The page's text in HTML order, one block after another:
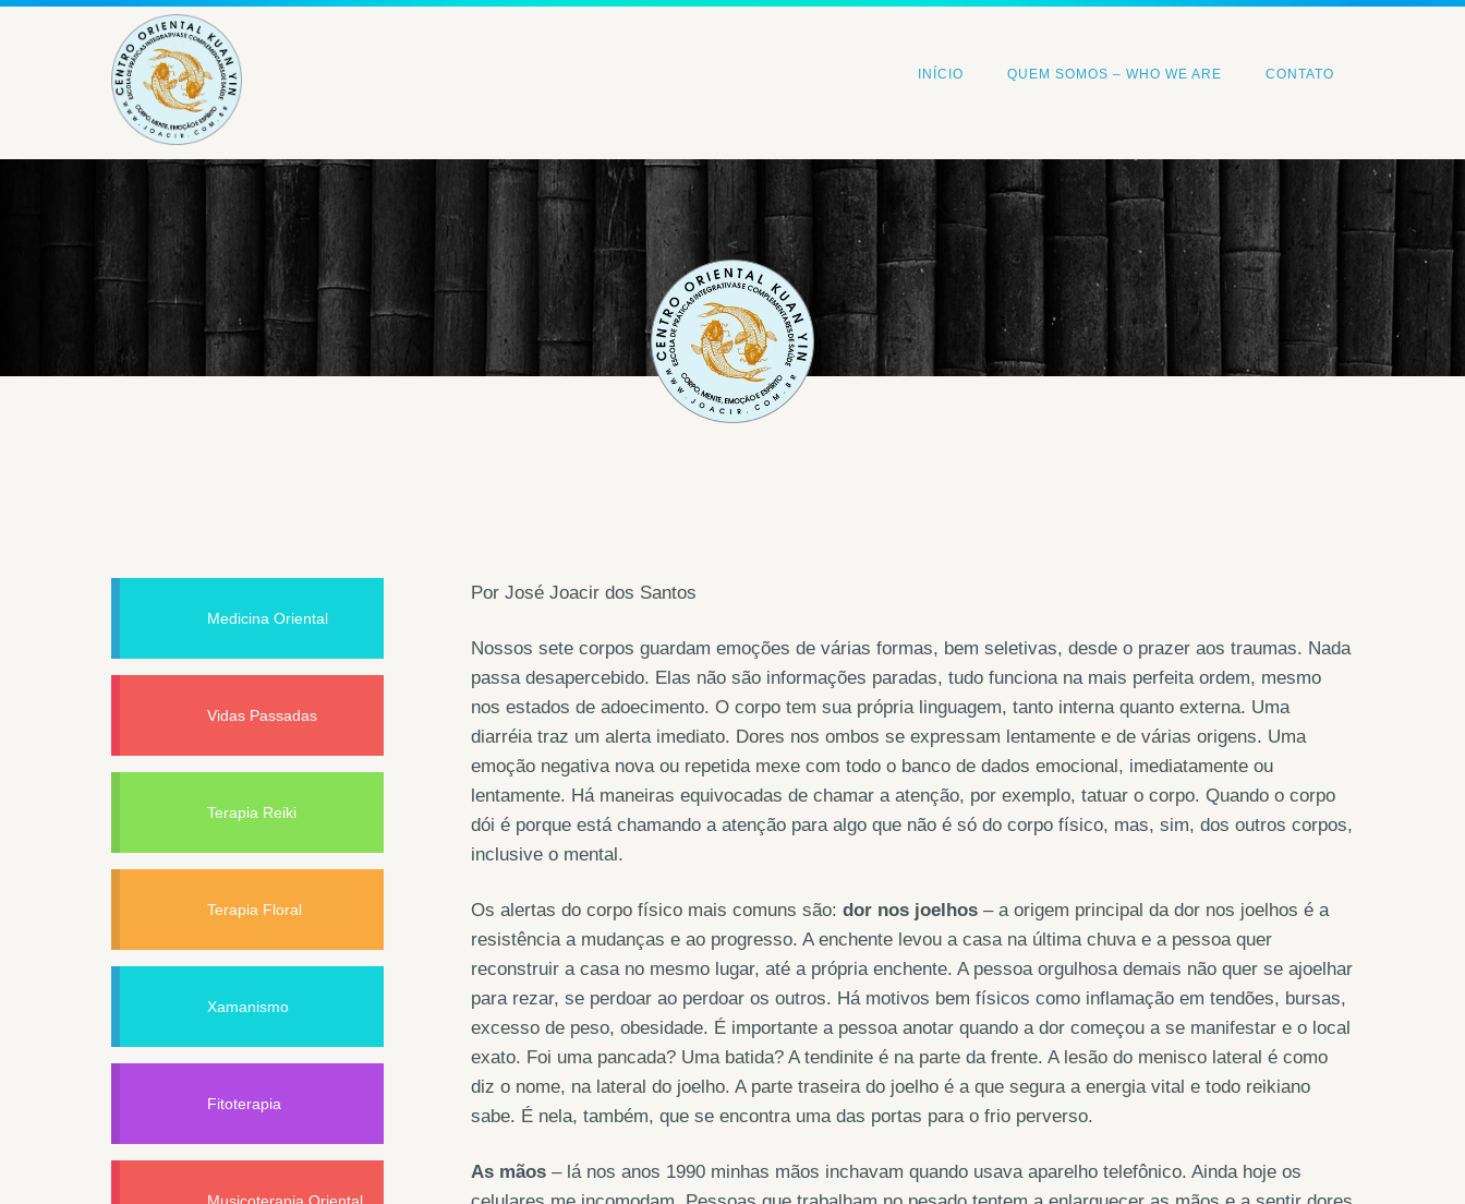
INÍCIO QUEM SOMOS – WHO WE ARE CONTATO
<
Por José Joacir dos Santos
Nossos sete corpos guardam emoções de várias formas, bem seletivas, desde o prazer aos traumas. Nada
passa desapercebido. Elas não são informações paradas, tudo funciona na mais perfeita ordem, mesmo
nos estados de adoecimento. O corpo tem sua própria linguagem, tanto interna quanto externa. Uma
diarréia traz um alerta imediato. Dores nos ombos se expressam lentamente e de várias origens. Uma
emoção negativa nova ou repetida mexe com todo o banco de dados emocional, imediatamente ou
lentamente. Há maneiras equivocadas de chamar a atenção, por exemplo, tatuar o corpo. Quando o corpo
dói é porque está chamando a atenção para algo que não é só do corpo físico, mas, sim, dos outros corpos,
inclusive o mental.
Os alertas do corpo físico mais comuns são: dor nos joelhos – a origem principal da dor nos joelhos é a
resistência a mudanças e ao progresso. A enchente levou a casa na última chuva e a pessoa quer
reconstruir a casa no mesmo lugar, até a própria enchente. A pessoa orgulhosa demais não quer se ajoelhar
para rezar, se perdoar ao perdoar os outros. Há motivos bem físicos como inflamação em tendões, bursas,
excesso de peso, obesidade. É importante a pessoa anotar quando a dor começou a se manifestar e o local
exato. Foi uma pancada? Uma batida? A tendinite é na parte da frente. A lesão do menisco lateral é como
diz o nome, na lateral do joelho. A parte traseira do joelho é a que segura a energia vital e todo reikiano
sabe. É nela, também, que se encontra uma das portas para o frio perverso.
As mãos – lá nos anos 1990 minhas mãos inchavam quando usava aparelho telefônico. Ainda hoje os
Medicina Oriental
Vidas Passadas
Terapia Reiki
Terapia Floral
Xamanismo
Fitoterapia